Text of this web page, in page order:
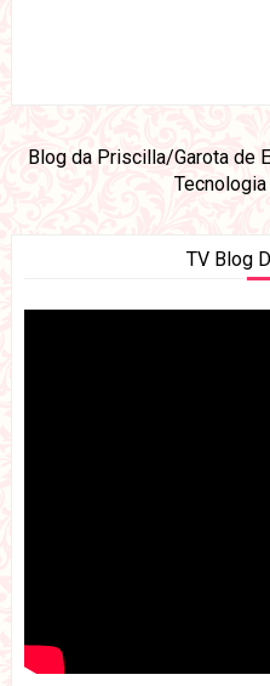
Blog da Priscilla/Garota de
TV Blog